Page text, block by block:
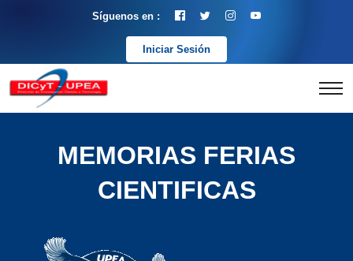
Síguenos en :
Iniciar Sesión
MEMORIAS FERIAS
CIENTIFICAS